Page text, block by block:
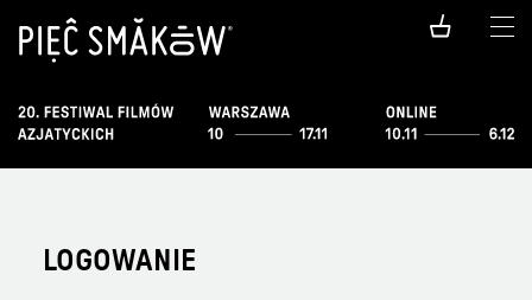
LOGOWANIE